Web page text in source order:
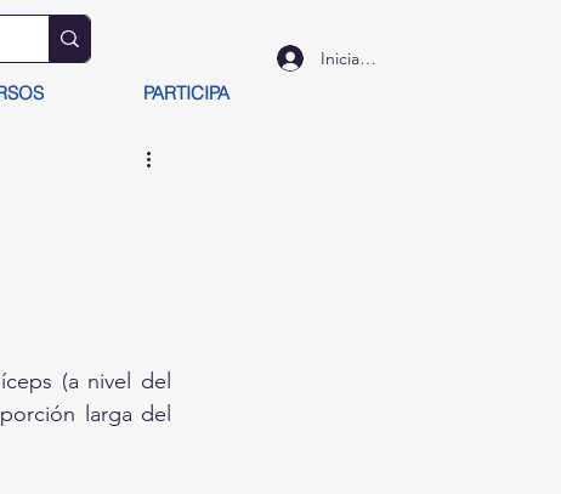
PARTICIPA
Iniciar sesión
(a nivel del
larga del